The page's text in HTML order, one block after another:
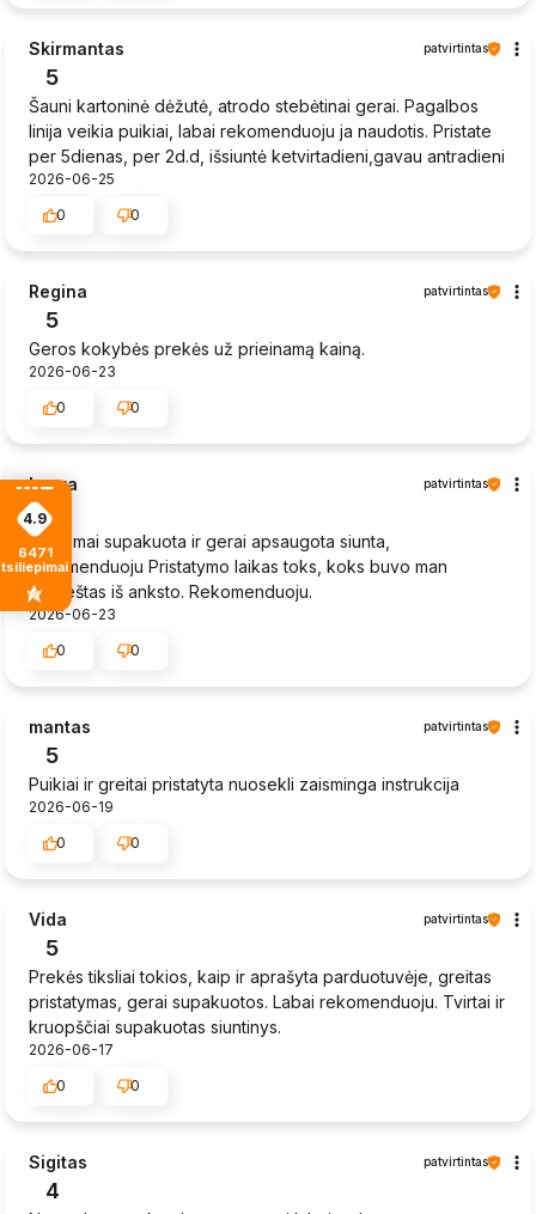
Skirmantas patvirtintas
5
Šauni kartoninė dėžutė, atrodo stebėtinai gerai. Pagalbos
linija veikia puikiai, labai rekomenduoju ja naudotis. Pristate
per 5dienas, per 2d.d, išsiuntė ketvirtadieni,gavau antradieni
2026-06-25
0
0
Regina patvirtintas
5
Geros kokybės prekės už prieinamą kainą.
2026-06-23
0
0
Laura patvirtintas
4
Tinkamai supakuota ir gerai apsaugota siunta,
rekomenduoju Pristatymo laikas toks, koks buvo man
praneštas iš anksto. Rekomenduoju.
2026-06-23
0
0
mantas patvirtintas
5
Puikiai ir greitai pristatyta nuosekli zaisminga instrukcija
2026-06-19
0
0
Vida patvirtintas
5
Prekės tiksliai tokios, kaip ir aprašyta parduotuvėje, greitas
pristatymas, gerai supakuotos. Labai rekomenduoju. Tvirtai ir
kruopščiai supakuotas siuntinys.
2026-06-17
0
0
Sigitas patvirtintas
4
4.9
6471